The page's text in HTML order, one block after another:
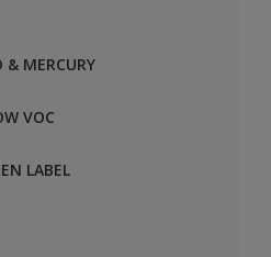
& MERCURY
VOC
LABEL